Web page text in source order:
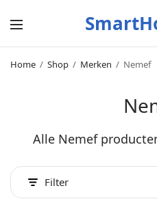
Home / Shop / Merken / Nemef
Alle Nemef
Filter